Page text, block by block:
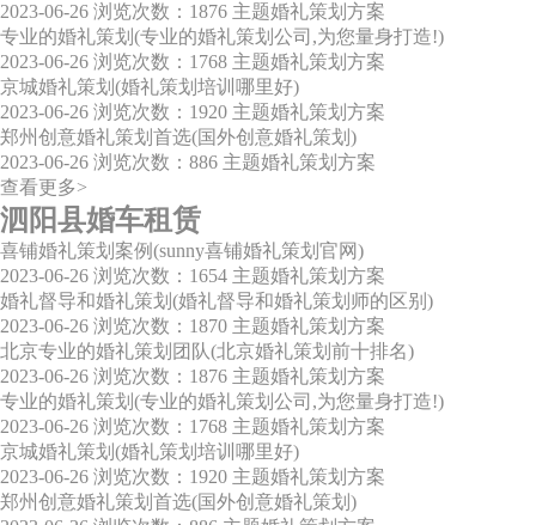
2023-06-26 浏览次数：1876 主题婚礼策划方案
专业的婚礼策划(专业的婚礼策划公司,为您量身打造!)
2023-06-26 浏览次数：1768 主题婚礼策划方案
京城婚礼策划(婚礼策划培训哪里好)
2023-06-26 浏览次数：1920 主题婚礼策划方案
郑州创意婚礼策划首选(国外创意婚礼策划)
2023-06-26 浏览次数：886 主题婚礼策划方案
查看更多>
泗阳县婚车租赁
喜铺婚礼策划案例(sunny喜铺婚礼策划官网)
2023-06-26 浏览次数：1654 主题婚礼策划方案
婚礼督导和婚礼策划(婚礼督导和婚礼策划师的区别)
2023-06-26 浏览次数：1870 主题婚礼策划方案
北京专业的婚礼策划团队(北京婚礼策划前十排名)
2023-06-26 浏览次数：1876 主题婚礼策划方案
专业的婚礼策划(专业的婚礼策划公司,为您量身打造!)
2023-06-26 浏览次数：1768 主题婚礼策划方案
京城婚礼策划(婚礼策划培训哪里好)
2023-06-26 浏览次数：1920 主题婚礼策划方案
郑州创意婚礼策划首选(国外创意婚礼策划)